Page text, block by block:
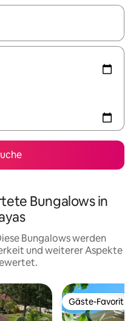
navigiere mit den
Bungalows in
Bungalows werden
und weiterer Aspekte
Gäste-Favorit
Gäste-Favorit